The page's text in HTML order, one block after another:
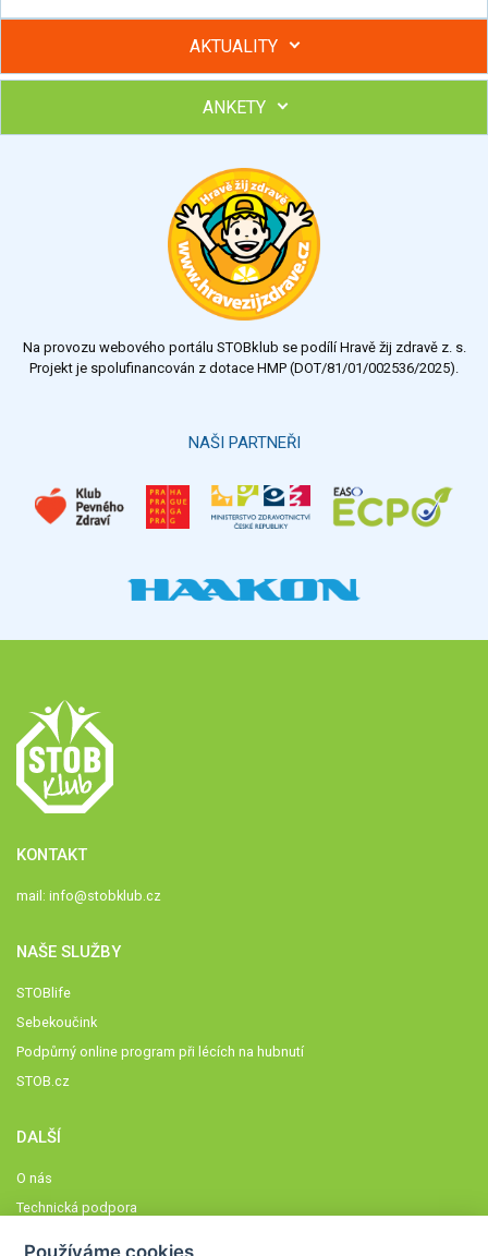
AKTUALITY
Hubněte s podporou lektorky a skupiny v kurzech STOBu
Chcete poradit s hubnutím? Najděte si odborníka STOBu ve
ANKETY
Výsledky Všechny ankety
Na provozu webového portálu STOBklub se podílí Hravě žij zdravě z. s.
Projekt je spolufinancován z dotace HMP (DOT/81/01/002536/2025).
NAŠI PARTNEŘI
KONTAKT
mail: info@stobklub.cz
NAŠE SLUŽBY
STOBlife
Sebekoučink
Podpůrný online program při lécích na hubnutí
STOB.cz
DALŠÍ
O nás
Technická podpora
Používáme cookies